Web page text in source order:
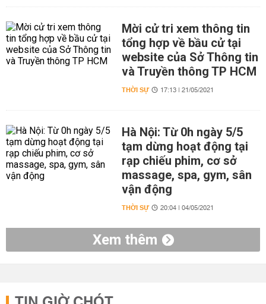
Mời cử tri xem thông tin
tổng hợp về bầu cử tại
website của Sở Thông tin
và Truyền thông TP HCM
THỜI SỰ 17:13 | 21/05/2021
Hà Nội: Từ 0h ngày 5/5
tạm dừng hoạt động tại
rạp chiếu phim, cơ sở
massage, spa, gym, sân
vận động
THỜI SỰ 20:04 | 04/05/2021
Xem thêm